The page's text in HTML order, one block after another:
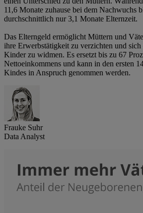
11,6 Monate zuhause bei dem Nachwuchs
durchschnittlich nur 3,1 Monate Elternzeit.
Das Elterngeld ermöglicht Müttern und
ihre Erwerbstätigkeit zu verzichten und
Kinder zu widmen. Es ersetzt bis zu 67
Nettoeinkommens und kann in den ersten
Kindes in Anspruch genommen werden.
Frauke Suhr
Data Analyst